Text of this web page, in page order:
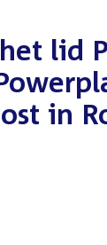
lid
in